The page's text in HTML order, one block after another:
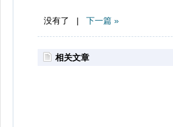
没有了 | 下一篇 »
相关文章